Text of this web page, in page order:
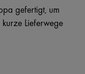
gefertigt, um
Lieferwege